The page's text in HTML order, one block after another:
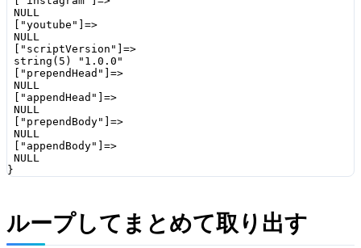
NULL
["youtube"]=>
NULL
["scriptVersion"]=>
string(5) "1.0.0"
["prependHead"]=>
NULL
["appendHead"]=>
NULL
["prependBody"]=>
NULL
["appendBody"]=>
NULL
}
ループしてまとめて取り出す